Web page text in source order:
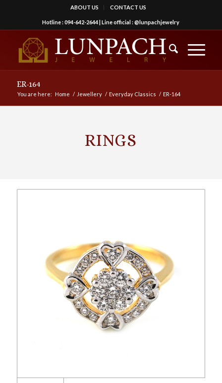
ABOUT US CONTACT US
Hotline :094-642-2644| Line official :@lunpachjewelry
ER-164
You are here: Home / Jewellery / Everyday Classics / ER-164
RINGS